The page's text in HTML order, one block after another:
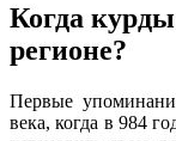
Когда
регионе?
Первые
века, когда в 984